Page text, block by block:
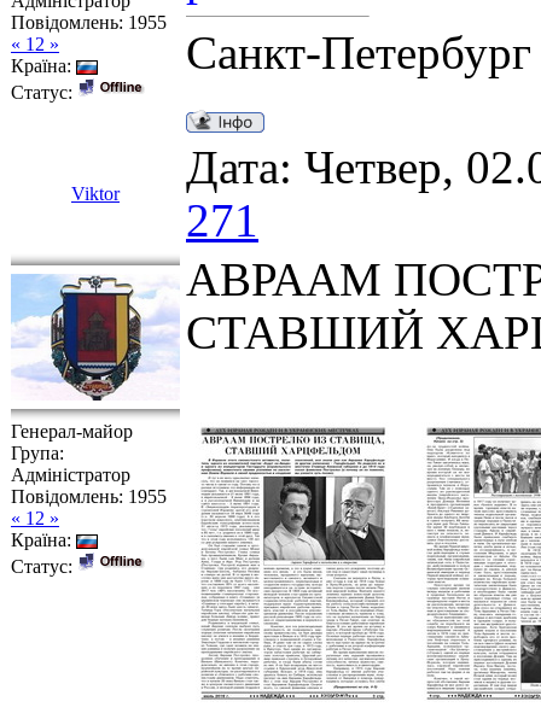
Повідомлень: 1955
« 12 »
Країна:
Статус:
Санкт-Петербург
Viktor
Дата: Четвер,
271
Генерал-майор
Група:
Адміністратор
Повідомлень: 1955
« 12 »
Країна:
Статус:
АВРААМ
СТАВШИЙ